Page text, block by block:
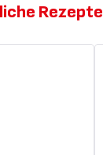
Rezepte